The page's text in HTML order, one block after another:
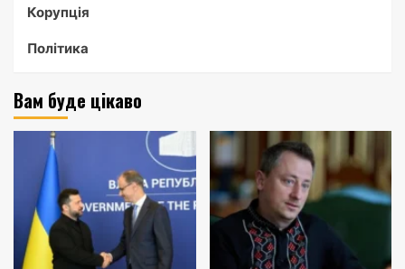
Корупція
Політика
Вам буде цікаво